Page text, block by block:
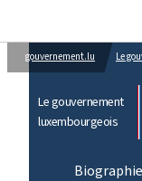
gouvernement.lu Le
Le gouvernement
luxembourgeois
Biographie